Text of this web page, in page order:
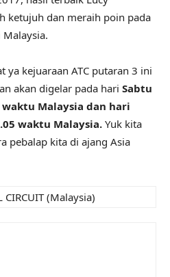
ketujuh dan meraih poin pada
ya kejuaraan ATC putaran 3 ini
akan digelar pada hari Sabtu
waktu Malaysia dan hari
waktu Malaysia. Yuk kita
pebalap kita di ajang Asia
CIRCUIT (Malaysia)